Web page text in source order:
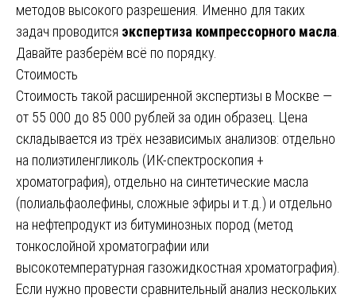
методов высокого разрешения. Именно для таких
задач проводится экспертиза компрессорного масла
Давайте разберём всё по порядку.
Стоимость
Стоимость такой расширенной экспертизы в Москве —
от 55 000 до 85 000 рублей за один образец. Цена
складывается из трёх независимых анализов: отдельно
на полиэтиленгликоль (ИК-спектроскопия +
хроматография), отдельно на синтетические масла
(полиальфаолефины, сложные эфиры и т.д.) и отдельно
на нефтепродукт из битуминозных пород (метод
тонкослойной хроматографии или
высокотемпературная газожидкостная хроматография).
Если нужно провести сравнительный анализ нескольких